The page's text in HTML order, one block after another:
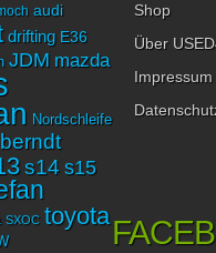
audi
drifting E36
JDM mazda
Nordschleife
s14 s15
SXOC toyota
Shop
Über
Impressum